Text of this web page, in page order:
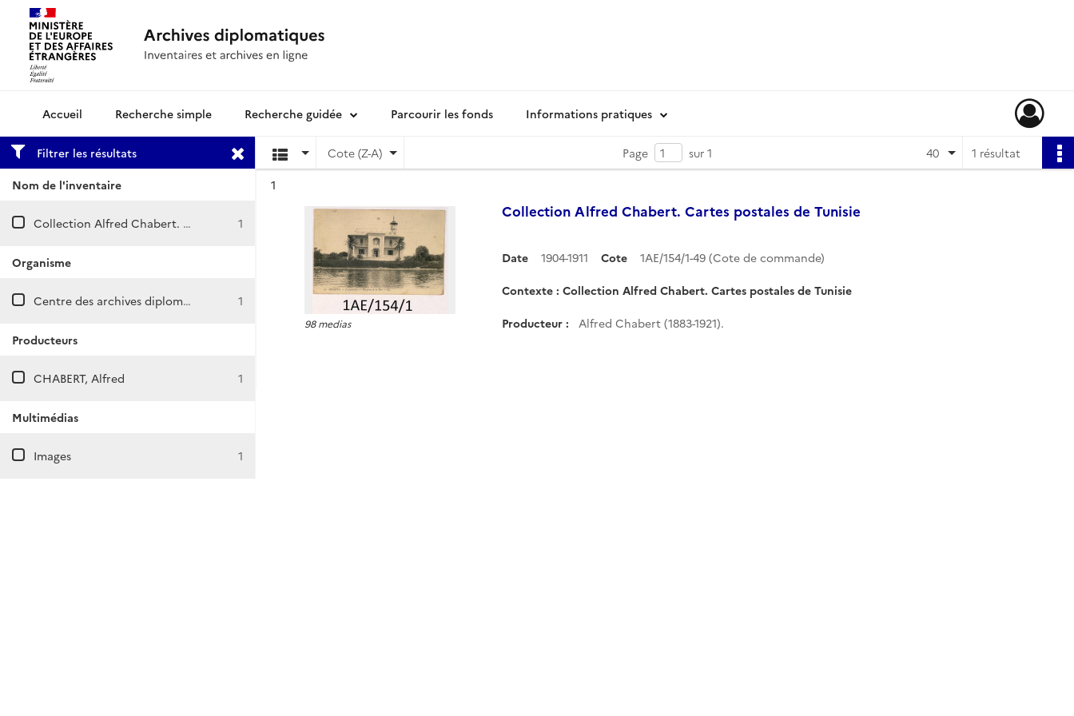
Archives diplomatiquesRecherche simple Recherche guidée Parcourir les fonds Informations pratiques
Filtrer les résultats
Nom de l'inventaire
Collection Alfred Chabert. Cartes postales de Tunisie 1
Organisme
Centre des archives diplomatiques de Nantes 1
Producteurs
CHABERT, Alfred 1
Multimédias
Images 1
Cote (Z-A) Page sur 1 1 résultat
40
1
98 medias
Collection Alfred Chabert. Cartes postales de Tunisie
Date 1904-1911 Cote 1AE/154/1-49 (Cote de commande)
Contexte : Collection Alfred Chabert. Cartes postales de Tunisie
Producteur : Alfred Chabert (1883-1921).